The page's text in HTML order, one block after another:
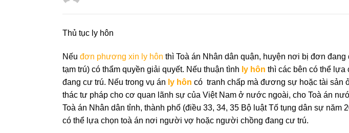
Thủ tục ly hôn
Nếu đơn phương xin ly hôn thì Toà án Nhân dân quận, huyện nơi bị đơn
tạm trú) có thẩm quyền giải quyết. Nếu thuận tình ly hôn thì các bên có thể lựa
đang cư trú. Nếu trong vụ án ly hôn có tranh chấp mà đương sự hoặc tài sản
thác tư pháp cho cơ quan lãnh sự của Việt Nam ở nước ngoài, cho Toà án
Toà án Nhân dân tỉnh, thành phố (điều 33, 34, 35 Bộ luật Tố tụng dân sự năm
có thể lựa chọn toà án nơi người vợ hoặc người chồng đang cư trú.